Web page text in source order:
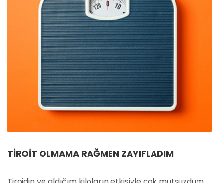
TIROIT OLMAMA RAĞMEN ZAYIFLADIM